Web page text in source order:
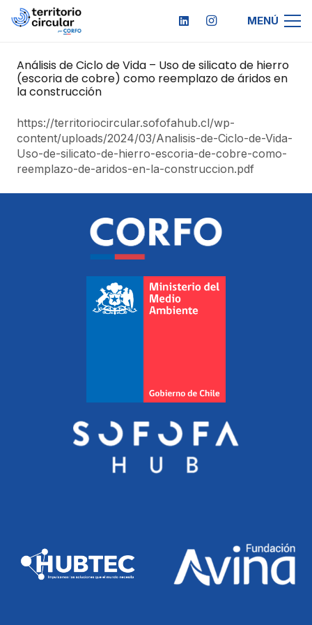
MENÚ
Análisis de Ciclo de Vida – Uso de silicato de hierro
(escoria de cobre) como reemplazo de áridos en
la construcción
https://territoriocircular.sofofahub.cl/wp-
content/uploads/2024/03/Analisis-de-Ciclo-de-Vida-
Uso-de-silicato-de-hierro-escoria-de-cobre-como-
reemplazo-de-aridos-en-la-construccion.pdf